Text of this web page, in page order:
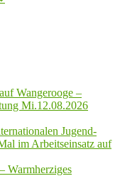
Wangerooge –
Mi.12.08.2026
Jugend-
im Arbeitseinsatz auf
Warmherziges